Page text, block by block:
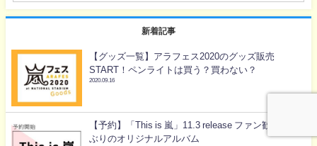
新着記事
【グッズ一覧】アラフェス2020のグッズ販売
START！ペンライトは買う？買わない？
2020.09.16
【予約】「This is 嵐」11.3 release ファン歓喜！3年
ぶりのオリジナルアルバム